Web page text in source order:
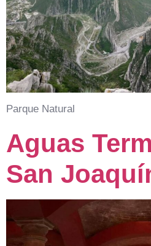
Parque Natural
Aguas
San